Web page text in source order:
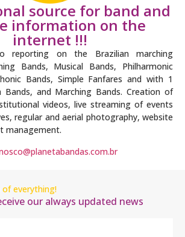
source for band and
information on the
internet !!!
reporting on the Brazilian marching
Bands, Musical Bands, Philharmonic
Bands, Simple Fanfares and with 1
Bands, and Marching Bands. Creation of
videos, live streaming of events
regular and aerial photography, website
management.
everything!
our always updated news